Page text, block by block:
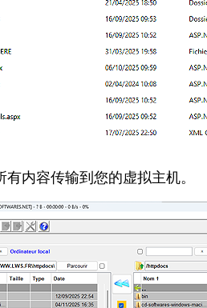
有内容传输到您的虚拟主机。